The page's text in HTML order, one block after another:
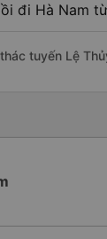
đi Hà Nam
tuyến Lệ